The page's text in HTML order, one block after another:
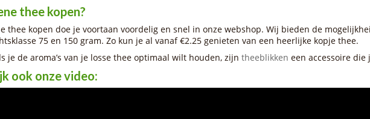
thee kopen?
thee kopen doe je voortaan voordelig en snel in onze webshop. Wij bieden de
75 en 150 gram. Zo kun je al vanaf €2.25 genieten van een heerlijke kopje thee.
je de aroma’s van je losse thee optimaal wilt houden, zijn theeblikken een accessoire
ook onze video: